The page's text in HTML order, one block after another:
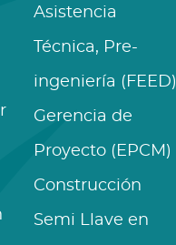
Asistencia
Técnica, Pre-
ingeniería (FEED)
Gerencia de
Proyecto (EPCM)
Construcción
Semi Llave en